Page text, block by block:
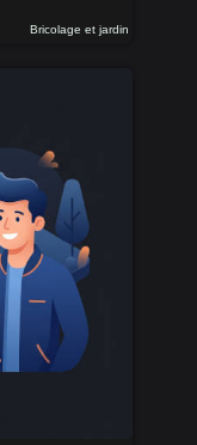
Bricolage et jardin